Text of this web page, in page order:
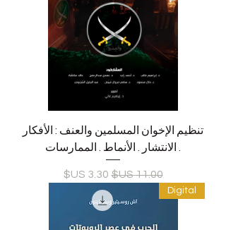
تنظيم الإخوان المسلمين والعنف : الأفكار
. الانتشار . الأنماط . الممارسات
سعر عادي‏11.00 US$ سعر البيع
Digital